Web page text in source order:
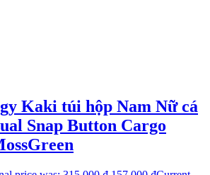
Kaki túi hộp Nam Nữ cá
Snap Button Cargo